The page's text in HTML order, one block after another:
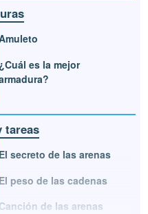
¿Cuál es la mejor
tareas
El secreto de las arenas
El peso de las cadenas
Canción de las arenas